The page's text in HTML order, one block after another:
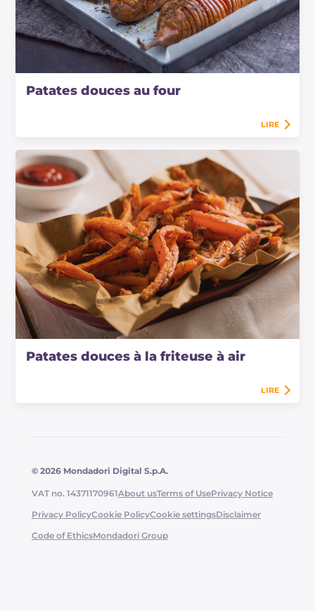
Patates douces au four
LIRE
Patates douces à la friteuse à air
LIRE
© 2026 Mondadori Digital S.p.A.
VAT no. 14371170961About usTerms of UsePrivacy Notice
Privacy PolicyCookie PolicyCookie settingsDisclaimer
Code of EthicsMondadori Group